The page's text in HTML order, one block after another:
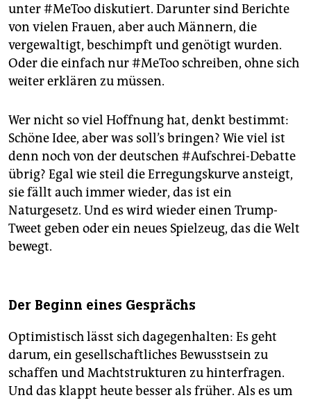
unter #MeToo diskutiert. Darunter sind Berichte
von vielen Frauen, aber auch Männern, die
vergewaltigt, beschimpft und genötigt wurden.
Oder die einfach nur #MeToo schreiben, ohne sich
weiter erklären zu müssen.
Wer nicht so viel Hoffnung hat, denkt bestimmt:
Schöne Idee, aber was soll’s bringen? Wie viel ist
denn noch von der deutschen #Aufschrei-Debatte
übrig? Egal wie steil die Erregungskurve ansteigt,
sie fällt auch immer wieder, das ist ein
Naturgesetz. Und es wird wieder einen Trump-
Tweet geben oder ein neues Spielzeug, das die Welt
bewegt.
Der Beginn eines Gesprächs
Optimistisch lässt sich dagegenhalten: Es geht
darum, ein gesellschaftliches Bewusstsein zu
schaffen und Machtstrukturen zu hinterfragen.
Und das klappt heute besser als früher. Als es um